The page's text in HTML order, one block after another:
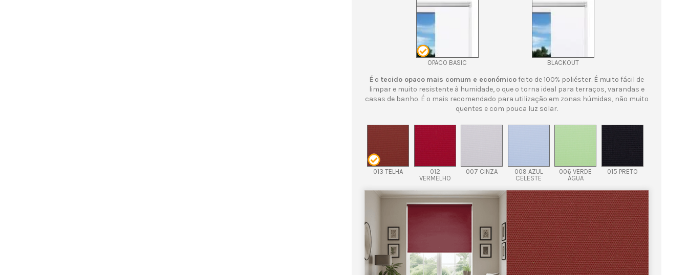
OPACO BASIC BLACKOUT
É o tecido opaco mais comum e económicofeito de 100% poliéster. É muito fácil de
limpar e muito resistente à humidade, o que o torna ideal para terraços, varandas e
casas de banho. É o mais recomendado para utilização em zonas húmidas, não muito
quentes e com pouca luz solar.
013 TELHA
012
VERMELHO
007 CINZA
009 AZUL
CELESTE
006 VERDE
ÁGUA
015 PRETO